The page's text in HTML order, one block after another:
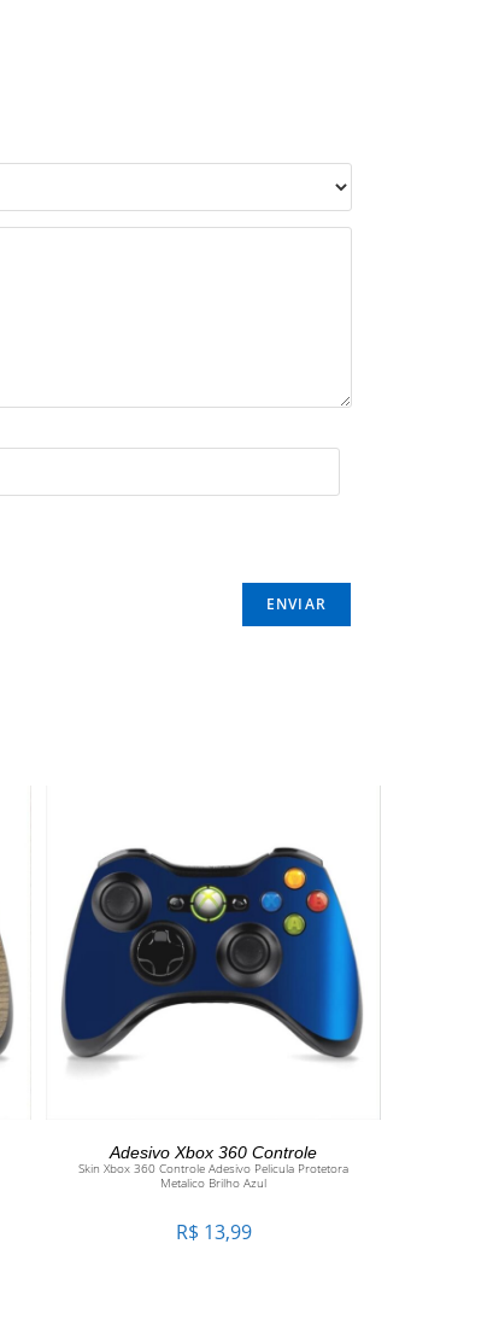
ADICIONAR AO CARRINHO
Adesivo Xbox 360 Controle
Skin Xbox 360 Controle Adesivo Pelicula Protetora
Metalico Brilho Azul
R$ 13,99